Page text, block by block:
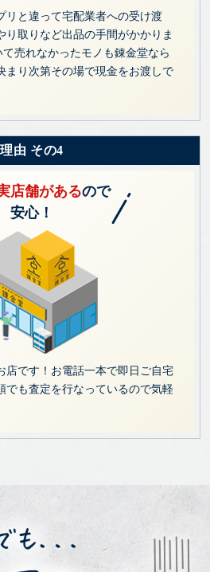
リと違って宅配業者への受け渡
り取りなど出品の手間がかかりま
て売れなかったモノも錬金堂なら
まり次第その場で現金をお渡しで
理由 その4
店舗があるので
安心！
店です！お電話一本で即日ご自宅
でも査定を行なっているので気軽